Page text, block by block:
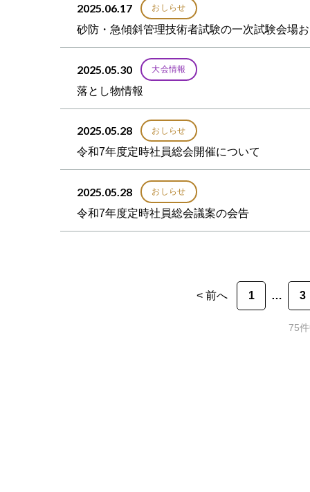
2025.06.17 おしらせ
砂防・急傾斜管理技術者試験の一次試験会場
2025.05.30 大会情報
落とし物情報
2025.05.28 おしらせ
令和7年度定時社員総会開催について
2025.05.28 おしらせ
令和7年度定時社員総会議案の会告
< 前へ 1 3
75